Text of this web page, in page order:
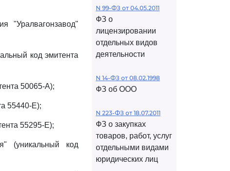
"Уралвагонзавод"
код эмитента
50065-A);
55440-E);
55295-E);
(уникальный код
N 99-ФЗ от 04.05.2011
ФЗ о
лицензировании
отдельных видов
деятельности
N 14-ФЗ от 08.02.1998
ФЗ об ООО
N 223-ФЗ от 18.07.2011
ФЗ о закупках
товаров, работ, услуг
отдельными видами
юридических лиц